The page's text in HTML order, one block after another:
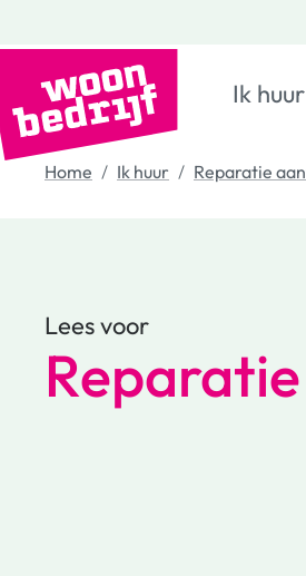
Ik huur
Home Ik huur Reparatie
Lees voor